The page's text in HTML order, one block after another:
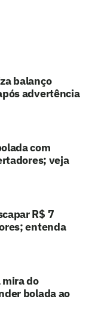
balanço
advertência
com
veja
R$ 7
entenda
mira do
bolada ao